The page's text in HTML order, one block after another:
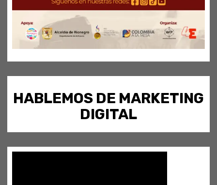
HABLEMOS DE MARKETING
DIGITAL